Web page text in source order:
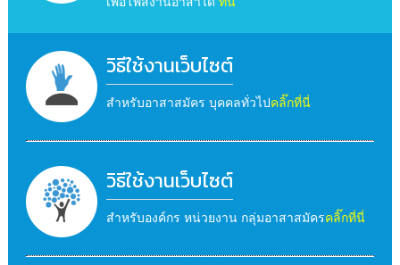
วิธีใช้งานเว็บไซต์
สำหรับอาสาสมัคร บุคคลทั่วไปคลิ๊กที่นี่
วิธีใช้งานเว็บไซต์
สำหรับองค์กร หน่วยงาน กลุ่มอาสาสมัครคลิ๊กที่นี่